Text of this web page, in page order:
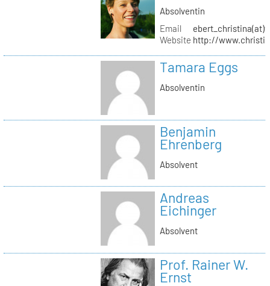
Absolventin
Email
Website http://
Tamara Eggs
Absolventin
Benjamin
Ehrenberg
Absolvent
Andreas
Eichinger
Absolvent
Prof. Rainer W.
Ernst